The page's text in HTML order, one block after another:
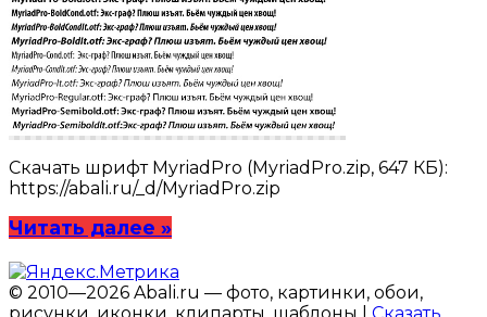
Скачать шрифт MyriadPro (MyriadPro.zip, 647 КБ):
https://abali.ru/_d/MyriadPro.zip
Читать далее »
© 2010—2026 Abali.ru — фото, картинки, обои,